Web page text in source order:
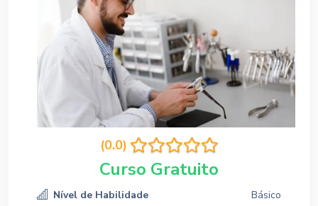
(0.0)
Curso Gratuito
Nível de Habilidade
Básico